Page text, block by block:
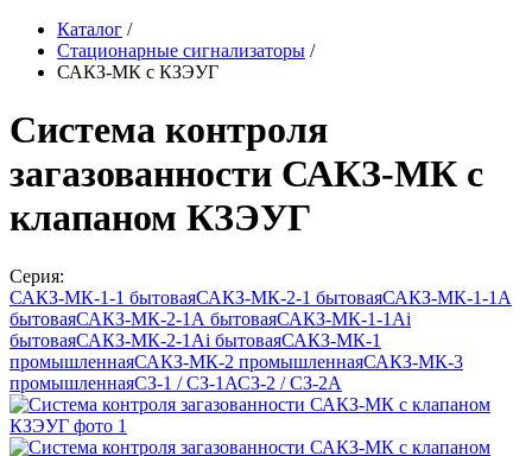
Каталог /
Стационарные сигнализаторы /
САКЗ-МК с КЗЭУГ
Система контроля
загазованности САКЗ-МК с
клапаном КЗЭУГ
Серия:
САКЗ-МК-1-1 бытоваяСАКЗ-МК-2-1 бытоваяСАКЗ-МК-1-1А
бытоваяСАКЗ-МК-2-1А бытоваяСАКЗ-МК-1-1Аi
бытоваяСАКЗ-МК-2-1Аi бытоваяСАКЗ-МК-1
промышленнаяСАКЗ-МК-2 промышленнаяСАКЗ-МК-3
промышленнаяСЗ-1 / СЗ-1АСЗ-2 / СЗ-2А